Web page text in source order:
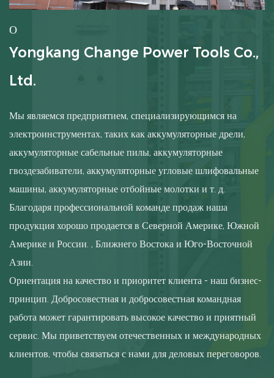
О
Yongkang Change Power Tools Co.,
Ltd.
Мы являемся предприятием, специализирующимся на
электроинструментах, таких как аккумуляторные дрели,
аккумуляторные сабельные пилы, аккумуляторные
гвоздезабиватели, аккумуляторные угловые шлифовальные
машины, аккумуляторные отбойные молотки и т. д.
Благодаря профессиональной команде продаж наша
продукция хорошо продается в Северной Америке, Южной
Америке и России. , Ближнего Востока и Юго-Восточной
Азии.
Ориентация на качество и приоритет клиента - наш бизнес-
принцип. Добросовестная и добросовестная командная
работа может гарантировать высокое качество и приятный
сервис. Мы приветствуем отечественных и международных
клиентов, чтобы связаться с нами для деловых переговоров.